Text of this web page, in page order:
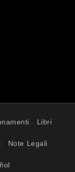
Libri
Note Legali